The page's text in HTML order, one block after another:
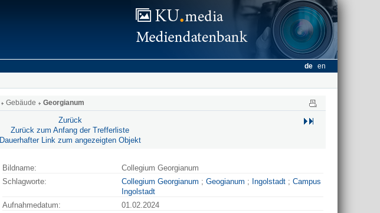
de en
Gebäude Georgianum
Zurück
Zurück zum Anfang der Trefferliste
Dauerhafter Link zum angezeigten Objekt
Bildname:
Collegium Georgianum
Schlagworte:
Collegium Georgianum ; Geogianum ; Ingolstadt ; Campus
Ingolstadt
Aufnahmedatum:
01.02.2024